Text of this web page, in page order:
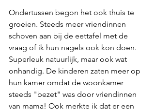
Ondertussen begon het ook thuis te
groeien. Steeds meer vriendinnen
schoven aan bij de eettafel met de
vraag of ik hun nagels ook kon doen.
Superleuk natuurlijk, maar ook wat
onhandig. De kinderen zaten meer op
hun kamer omdat de woonkamer
steeds "bezet" was door vriendinnen
van mama! Ook merkte ik dat er een